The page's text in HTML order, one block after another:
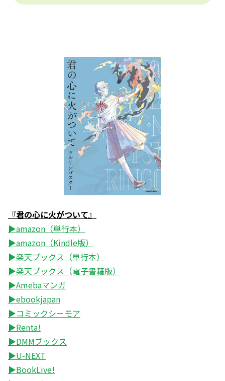
『君の心に火がついて』
▶amazon（単行本）
▶amazon（Kindle版）
▶楽天ブックス（単行本）
▶楽天ブックス（電子書籍版）
▶Amebaマンガ
▶ebookjapan
▶コミックシーモア
▶Renta!
▶DMMブックス
▶U-NEXT
▶BookLive!